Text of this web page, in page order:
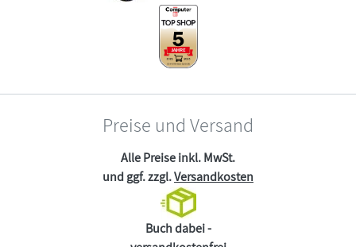
Preise und Versand
Alle Preise inkl. MwSt.
und ggf. zzgl.Versandkosten
Buch dabei -